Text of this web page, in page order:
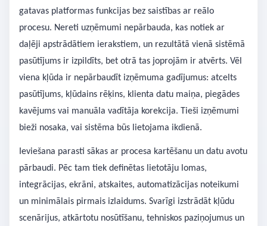
gatavas platformas funkcijas bez saistības ar reālo
procesu. Nereti uzņēmumi nepārbauda, kas notiek ar
daļēji apstrādātiem ierakstiem, un rezultātā vienā sistēmā
pasūtījums ir izpildīts, bet otrā tas joprojām ir atvērts. Vēl
viena kļūda ir nepārbaudīt izņēmuma gadījumus: atcelts
pasūtījums, kļūdains rēķins, klienta datu maiņa, piegādes
kavējums vai manuāla vadītāja korekcija. Tieši izņēmumi
bieži nosaka, vai sistēma būs lietojama ikdienā.
Ieviešana parasti sākas ar procesa kartēšanu un datu avotu
pārbaudi. Pēc tam tiek definētas lietotāju lomas,
integrācijas, ekrāni, atskaites, automatizācijas noteikumi
un minimālais pirmais izlaidums. Svarīgi izstrādāt kļūdu
scenārijus, atkārtotu nosūtīšanu, tehniskos paziņojumus un